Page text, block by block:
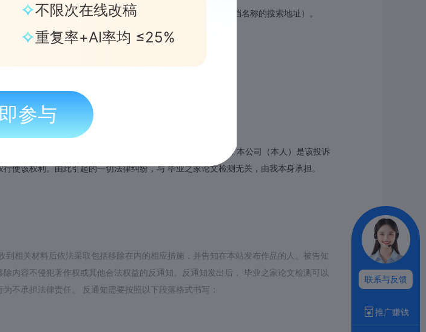
地址（为了及时处理，请阁下提供作品的网络地址而不是文档名称的搜索地址）。
印件；
的授权书；
司（本人）保证，本通知中所述信息是充分、真实、准确的，本公司（本人）是该投诉
使该权利。由此引起的一切法律纠纷，与 毕业之家论文检测无关，由我本身承担。
到相关材料后依法采取包括移除在内的相应措施，并告知在本站发布作品的人。被告知
内容不侵犯著作权或其他合法权益的反通知。反通知发出后， 毕业之家论文检测可以
不承担法律责任。 反通知需要按照以下段落格式书写：
联系与反馈
推广赚钱
不限次在线改稿
重复率+AI率均 ≤25%
参与